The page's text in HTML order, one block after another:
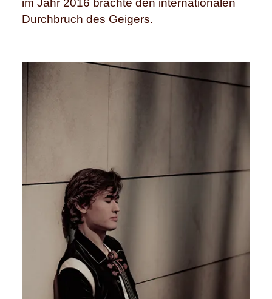
im Jahr 2016 brachte den internationalen
Durchbruch des Geigers.